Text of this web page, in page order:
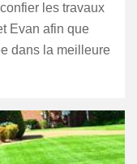
les travaux
Evan afin que
dans la meilleure